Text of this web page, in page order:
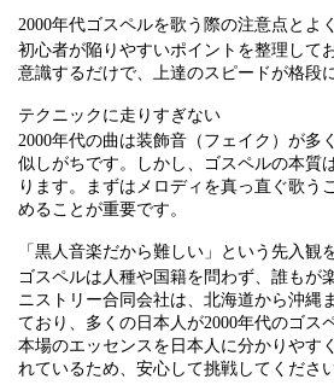
2000年代ゴスペルを歌う際の注意点とよ
初心者が陥りやすいポイントを整理して
意識するだけで、上達のスピードが格段
テクニックに走りすぎない
2000年代の曲は装飾音（フェイク）が多
似しがちです。しかし、ゴスペルの本質
ります。まずはメロディを真っ直ぐ歌う
めることが重要です。
「黒人音楽だから難しい」という先入観
ゴスペルは人種や国籍を問わず、誰もが
ニストリー合同会社は、北海道から沖縄
ており、多くの日本人が2000年代のゴス
本場のエッセンスを日本人に分かりやす
れているため、安心して挑戦してください